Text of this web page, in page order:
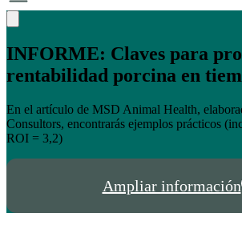
Un año transformando las
profesionales en salud y
Un año creciendo junto a los profesionales
España y Portugal
Ampliar información